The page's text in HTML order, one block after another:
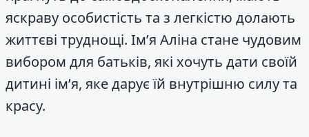
яскраву особистість та з легкістю долають
життєві труднощі. Ім’я Аліна стане чудовим
вибором для батьків, які хочуть дати своїй
дитині ім’я, яке дарує їй внутрішню силу та
красу.